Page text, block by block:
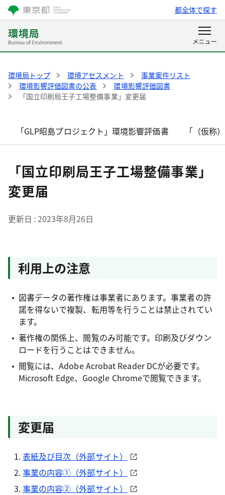
都全体で探す
環境局トップ 環境アセスメント
事業案件リスト
環境影響評価図書の公表
環境影響評価図書
「国立印刷局王子工場整備事業」変更届
「GLP昭島プロジェクト」環境影響評価書 「（仮称
「国立印刷局王子工場整備事業」
変更届
更新日 2023年8月26日
利用上の注意
図書データの著作権は事業者にあります。事業者の許
諾を得ないで複製、転用等を行うことは禁止されてい
ます。
著作権の関係上、閲覧のみ可能です。印刷及びダウン
ロードを行うことはできません。
閲覧には、Adobe Acrobat Reader DCが必要です。
Microsoft Edge、Google Chromeで閲覧できます。
変更届
表紙及び目次（外部サイト）
事業の内容①（外部サイト）
事業の内容②（外部サイト）